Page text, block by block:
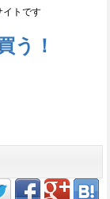
イトです
う！